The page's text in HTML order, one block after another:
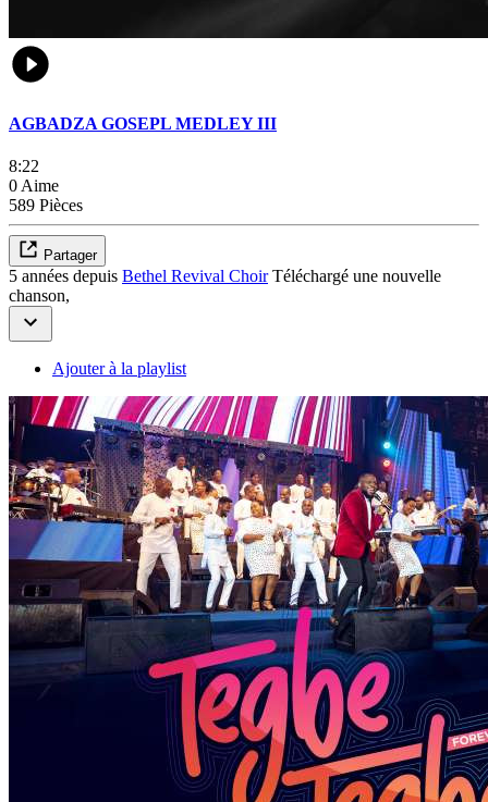
AGBADZA GOSEPL MEDLEY III
8:22
0 Aime
589 Pièces
Partager
5 années depuis Bethel Revival ChoirTéléchargé une nouvelle
chanson,
Ajouter à la playlist